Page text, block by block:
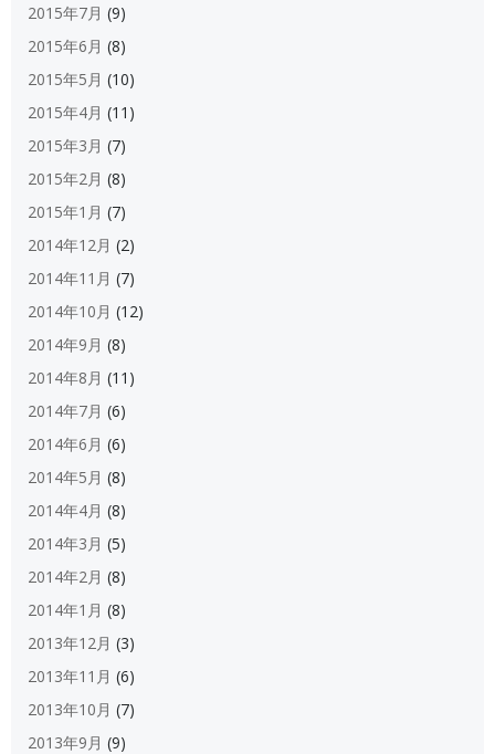
2015年7月 (9)
2015年6月 (8)
2015年5月 (10)
2015年4月 (11)
2015年3月 (7)
2015年2月 (8)
2015年1月 (7)
2014年12月 (2)
2014年11月 (7)
2014年10月 (12)
2014年9月 (8)
2014年8月 (11)
2014年7月 (6)
2014年6月 (6)
2014年5月 (8)
2014年4月 (8)
2014年3月 (5)
2014年2月 (8)
2014年1月 (8)
2013年12月 (3)
2013年11月 (6)
2013年10月 (7)
2013年9月 (9)